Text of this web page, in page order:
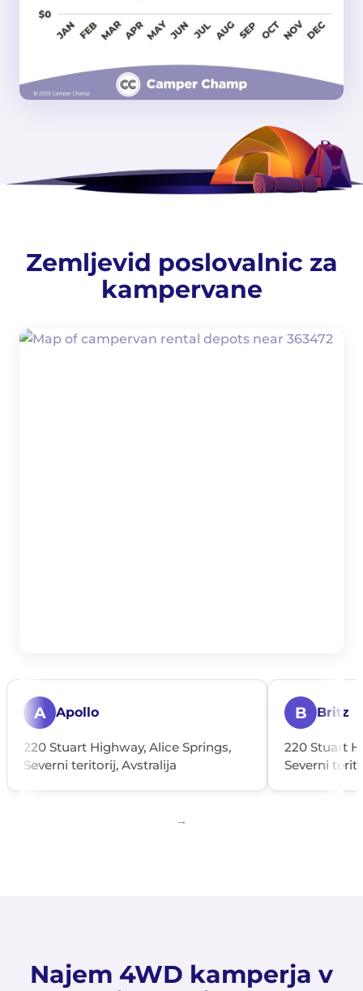
Zemljevid poslovalnic za
kampervane
A Apollo
220 Stuart Highway, Alice Springs,
Severni teritorij, Avstralija
B Britz
220 Stuart
Severni
Najem 4WD kamperja v